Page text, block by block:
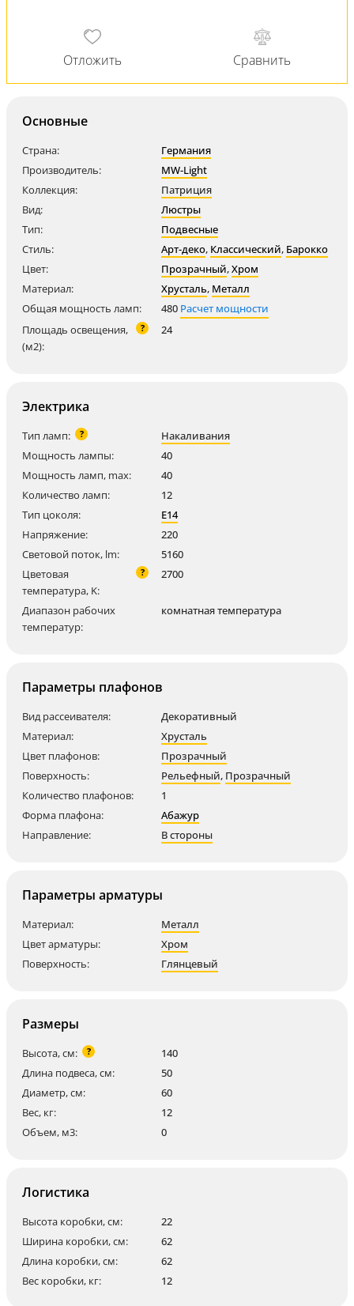
Основные
Страна:
Германия
Производитель:
MW-Light
Коллекция:
Патриция
Вид:
Люстры
Тип:
Подвесные
Стиль:
Арт-деко, Классический, Барокко
Цвет:
Прозрачный,Хром
Материал:
Хрусталь, Металл
Общая мощность ламп:
480 Расчет мощности
Площадь освещения,
(м2):
? 24
Электрика
Тип ламп: ?
Накаливания
Мощность лампы:
40
Мощность ламп, max:
40
Количество ламп:
12
Тип цоколя:
E14
Напряжение:
220
Световой поток, lm:
5160
Цветовая
температура, K:
? 2700
Диапазон рабочих
температур:
комнатная температура
Параметры плафонов
Вид рассеивателя:
Декоративный
Материал:
Хрусталь
Цвет плафонов:
Прозрачный
Поверхность:
Рельефный, Прозрачный
Количество плафонов:
1
Форма плафона:
Абажур
Направление:
В стороны
Параметры арматуры
Материал:
Металл
Цвет арматуры:
Хром
Поверхность:
Глянцевый
Размеры
Высота, см: ?
140
Длина подвеса, см:
50
Диаметр, см:
60
Вес, кг:
12
Объем, м3:
0
Логистика
Высота коробки, см:
22
Ширина коробки, см:
62
Длина коробки, см:
62
Вес коробки, кг:
12